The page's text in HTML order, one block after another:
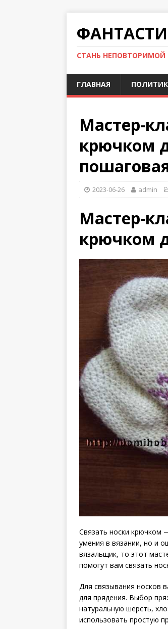
СТАНЬ НЕПОВТОРИМОЙ
ГЛАВНАЯ
Мастер-
крючком
2023-06-26 admin
Мастер-
крючком
Связать носки крючком
умения в вязании, но и
вязальщик, то этот
помогут вам связать
Для связывания носков
для прядения. Выбор
натуральную шерсть,
использовать простую